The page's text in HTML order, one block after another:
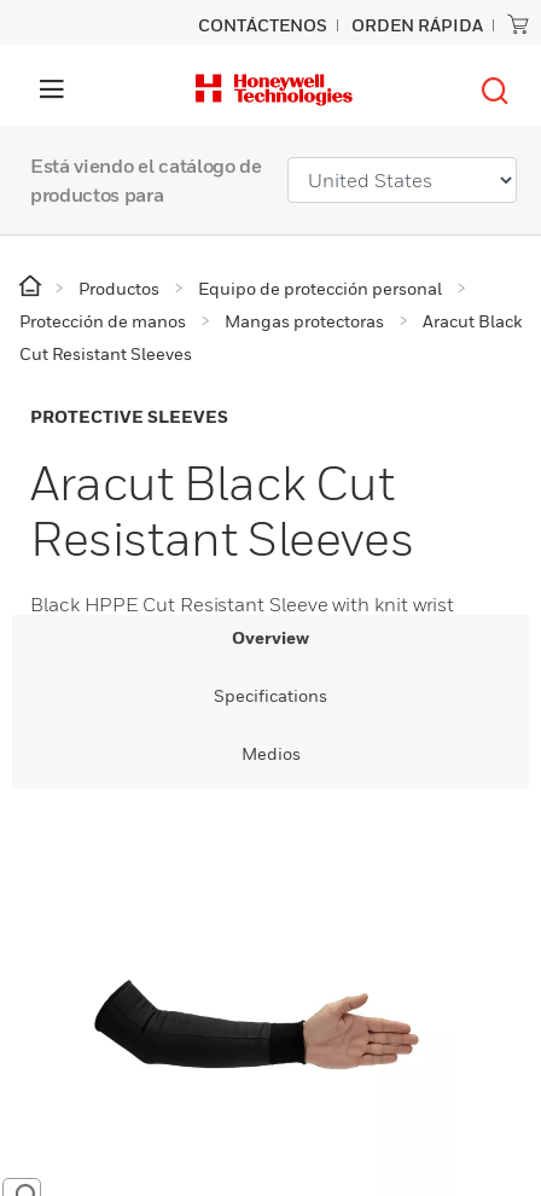
CONTÁCTENOS ORDEN RÁPIDA
Está viendo el catálogo de
productos para
Productos
Equipo de protección personal
Protección de manos
Mangas protectoras
Aracut Black
Cut Resistant Sleeves
PROTECTIVE SLEEVES
Aracut Black Cut
Resistant Sleeves
Black HPPE Cut Resistant Sleeve with knit wrist
Overview
Specifications
Medios